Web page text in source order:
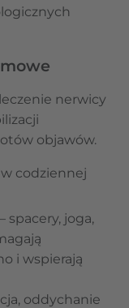
nerwicy
objawów.
codziennej
– spacery, joga,
i wspierają
oddychanie